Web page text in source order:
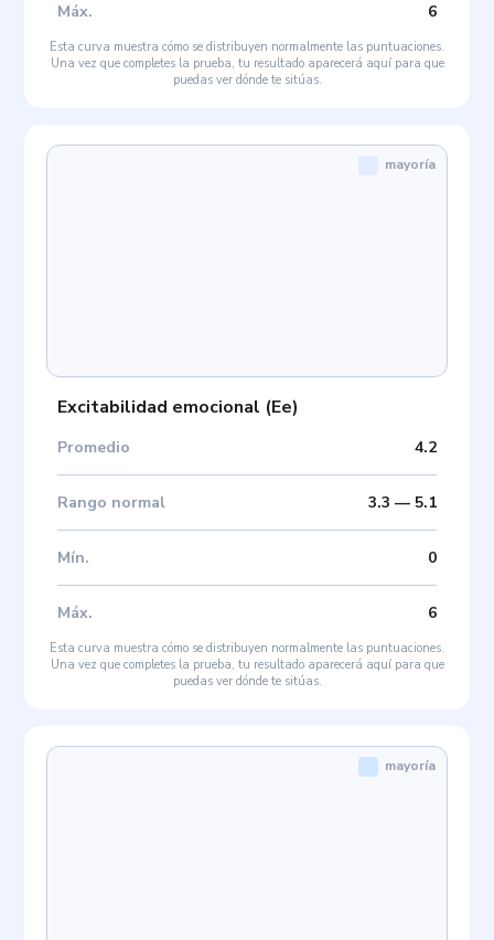
Máx. 6
Esta curva muestra cómo se distribuyen normalmente las puntuaciones.
Una vez que completes la prueba, tu resultado aparecerá aquí para que
puedas ver dónde te sitúas.
Excitabilidad emocional (Ee)
Promedio 4.2
Rango normal 3.3 — 5.1
Mín. 0
Máx. 6
mayoría
Esta curva muestra cómo se distribuyen normalmente las puntuaciones.
Una vez que completes la prueba, tu resultado aparecerá aquí para que
puedas ver dónde te sitúas.
mayoría